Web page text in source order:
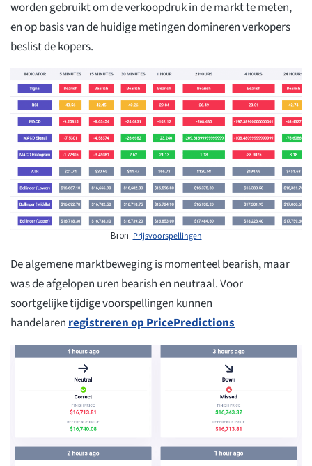
worden gebruikt om de verkoopdruk in de markt te meten,
en op basis van de huidige metingen domineren verkopers
beslist de kopers.
Bron: Prijsvoorspellingen
De algemene marktbeweging is momenteel bearish, maar
was de afgelopen uren bearish en neutraal. Voor
soortgelijke tijdige voorspellingen kunnen
handelarenregistreren op PricePredictions